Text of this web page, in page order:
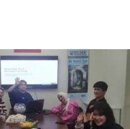
Sanat Müziği Korosu